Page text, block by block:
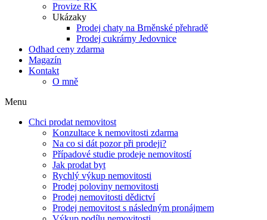
Provize RK
Ukázaky
Prodej chaty na Brněnské přehradě
Prodej cukrárny Jedovnice
Odhad ceny zdarma
Magazín
Kontakt
O mně
Menu
Chci prodat nemovitost
Konzultace k nemovitosti zdarma
Na co si dát pozor při prodeji?
Případové studie prodeje nemovitostí
Jak prodat byt
Rychlý výkup nemovitosti
Prodej poloviny nemovitosti
Prodej nemovitosti dědictví
Prodej nemovitost s následným pronájmem